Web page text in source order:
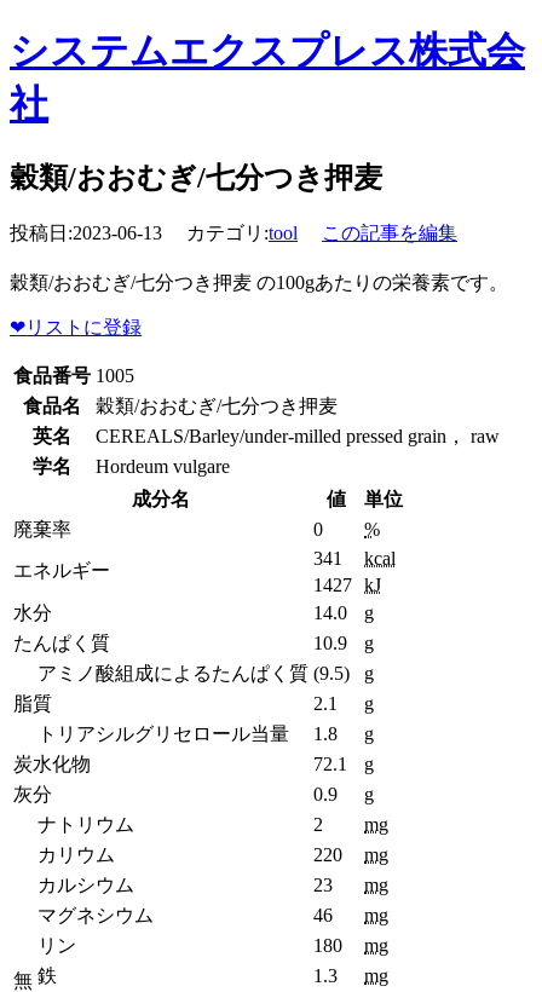
システムエクスプレス株式会
社
穀類/おおむぎ/七分つき押麦
投稿日:2023-06-13 カテゴリ:tool この記事を編集
穀類/おおむぎ/七分つき押麦 の100gあたりの栄養素です。
❤リストに登録
食品番号 1005
食品名
穀類/おおむぎ/七分つき押麦
英名
CEREALS/Barley/under-milled pressed grain， raw
学名
Hordeum vulgare
成分名
値
単位
廃棄率
0
%
エネルギー
341
kcal
1427 kJ
水分
14.0
g
たんぱく質
10.9
g
アミノ酸組成によるたんぱく質 (9.5)
g
脂質
2.1
g
トリアシルグリセロール当量
1.8
g
炭水化物
72.1
g
灰分
0.9 g
無
ナトリウム 2
mg
カリウム
220
mg
カルシウム
23
mg
マグネシウム
46
mg
リン
180
mg
鉄
1.3
mg